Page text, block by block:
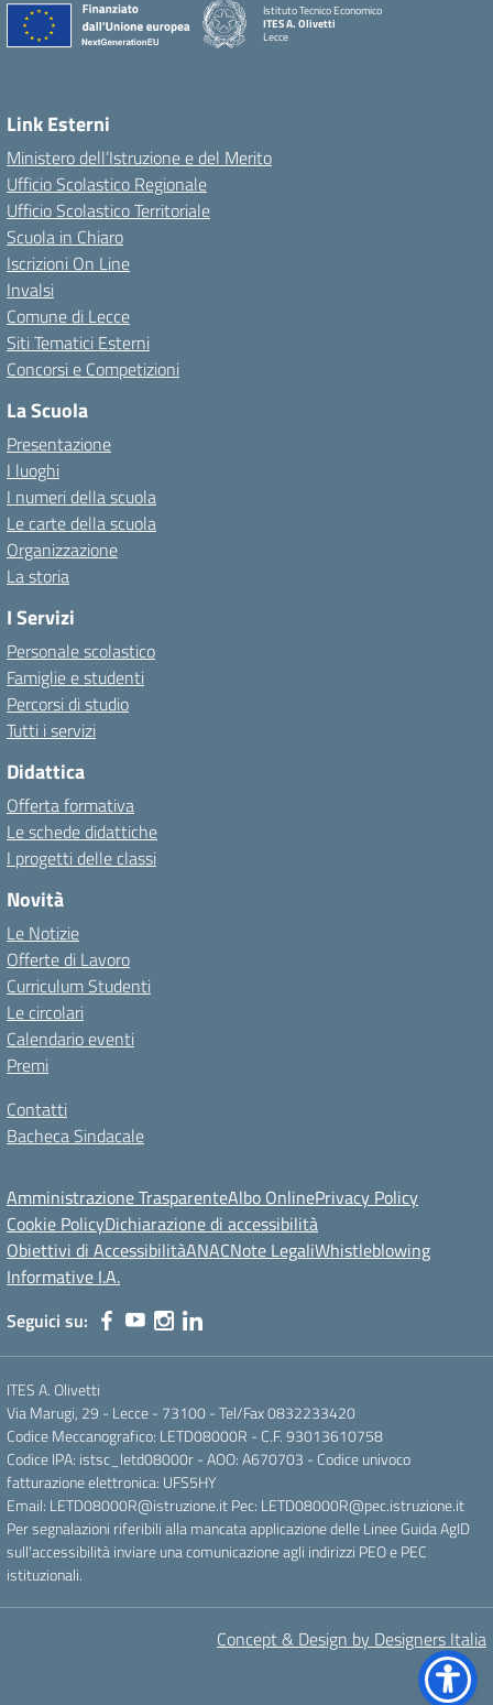
Istituto Tecnico Economico
ITES A. Olivetti
Lecce
Link Esterni
Ministero dell’Istruzione e del Merito
Ufficio Scolastico Regionale
Ufficio Scolastico Territoriale
Scuola in Chiaro
Iscrizioni On Line
Invalsi
Comune di Lecce
Siti Tematici Esterni
Concorsi e Competizioni
La Scuola
Presentazione
I luoghi
I numeri della scuola
Le carte della scuola
Organizzazione
La storia
I Servizi
Personale scolastico
Famiglie e studenti
Percorsi di studio
Tutti i servizi
Didattica
Offerta formativa
Le schede didattiche
I progetti delle classi
Novità
Le Notizie
Offerte di Lavoro
Curriculum Studenti
Le circolari
Calendario eventi
Premi
Contatti
Bacheca Sindacale
Amministrazione TrasparenteAlbo OnlinePrivacy Policy
Cookie PolicyDichiarazione di accessibilità
Obiettivi di AccessibilitàANACNote LegaliWhistleblowing
Informative I.A.
Seguici su:
ITES A. Olivetti
Via Marugi, 29 - Lecce - 73100 - Tel/Fax 0832233420
Codice Meccanografico: LETD08000R - C.F. 93013610758
Codice IPA: istsc_letd08000r - AOO: A670703 - Codice univoco
fatturazione elettronica: UFS5HY
Email: LETD08000R@istruzione.it Pec: LETD08000R@pec.istruzione.it
Per segnalazioni riferibili alla mancata applicazione delle Linee Guida AgID
sull'accessibilità inviare una comunicazione agli indirizzi PEO e PEC
istituzionali.
Concept & Design by Designers Italia